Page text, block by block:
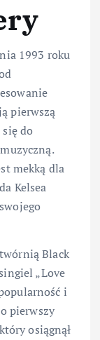
1993 roku
pierwszą
do
mekką dla
Kelsea
Black
„Love
i
pierwszy
osiągnął